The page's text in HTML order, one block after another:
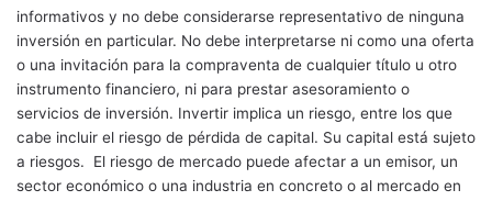
informativos y no debe considerarse representativo de ninguna
inversión en particular. No debe interpretarse ni como una oferta
o una invitación para la compraventa de cualquier título u otro
instrumento financiero, ni para prestar asesoramiento o
servicios de inversión. Invertir implica un riesgo, entre los que
cabe incluir el riesgo de pérdida de capital. Su capital está sujeto
a riesgos. El riesgo de mercado puede afectar a un emisor, un
sector económico o una industria en concreto o al mercado en